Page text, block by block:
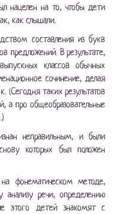
нацелен на то, чтобы дети
как слышали.
составления из букв
предложений. В результате,
классов обычных
сочинение, делая
(Сегодня таких результатов
а про общеобразовательные
неправильным, и были
которых был положен
фонематическом методе,
речи, определению
этого детей знакомят с